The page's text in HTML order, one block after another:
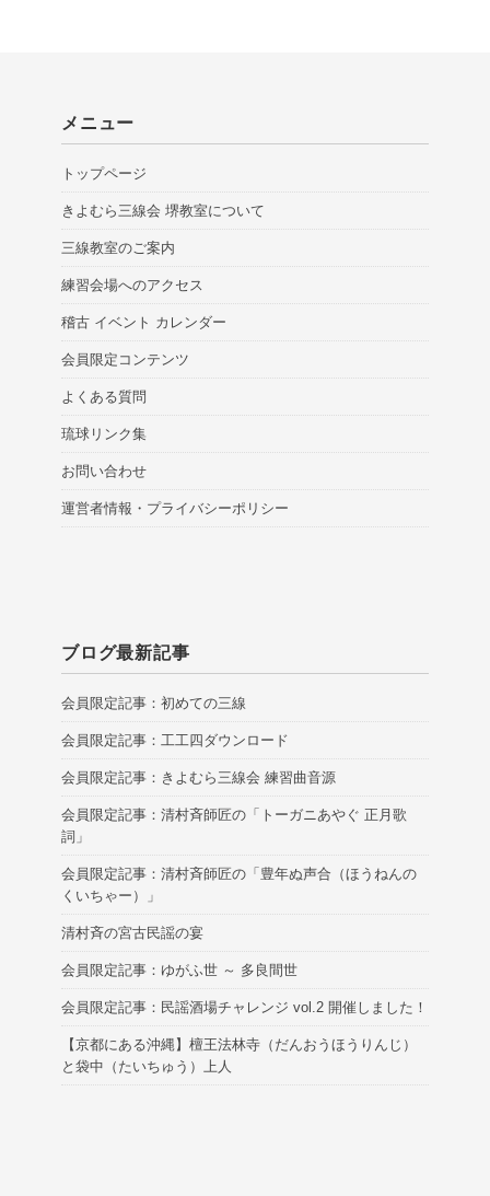
メニュー
トップページ
きよむら三線会 堺教室について
三線教室のご案内
練習会場へのアクセス
稽古 イベント カレンダー
会員限定コンテンツ
よくある質問
琉球リンク集
お問い合わせ
運営者情報・プライバシーポリシー
ブログ最新記事
会員限定記事：初めての三線
会員限定記事：工工四ダウンロード
会員限定記事：きよむら三線会 練習曲音源
会員限定記事：清村斉師匠の「トーガニあやぐ 正月歌
詞」
会員限定記事：清村斉師匠の「豊年ぬ声合（ほうねんの
くいちゃー）」
清村斉の宮古民謡の宴
会員限定記事：ゆがふ世 ～ 多良間世
会員限定記事：民謡酒場チャレンジ vol.2 開催しました！
【京都にある沖縄】檀王法林寺（だんおうほうりんじ）
と袋中（たいちゅう）上人